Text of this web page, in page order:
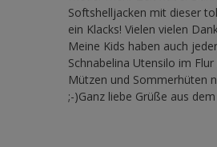
Softshelljacken mit dieser
ein Klacks! Vielen vielen
Meine Kids haben auch
Schnabelina Utensilo im
Mützen und Sommerhüten
;-)Ganz liebe Grüße aus